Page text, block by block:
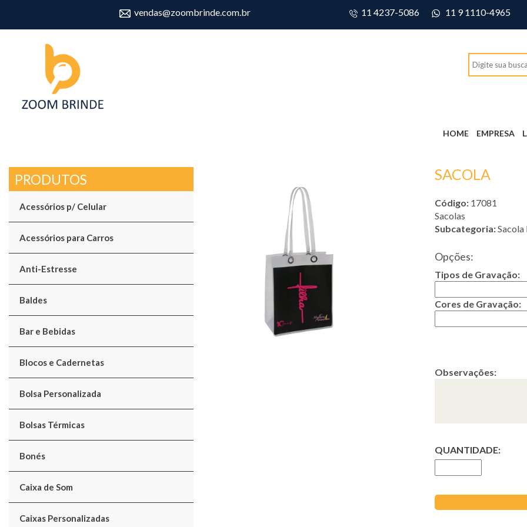
vendas@zoombrinde.com.br 11 4237-5086 11 9 1110-4965
HOME EMPRESA
Acessórios p/ Celular
Acessórios para Carros
Anti-Estresse
Baldes
Bar e Bebidas
Blocos e Cadernetas
Bolsa Personalizada
Bolsas Térmicas
Bonés
Caixa de Som
Caixas Personalizadas
SACOLA
Código: 17081
Sacolas
Subcategoria:Sacola
Opções:
Tipos de Gravação:
Cores de Gravação:
Observações:
QUANTIDADE: